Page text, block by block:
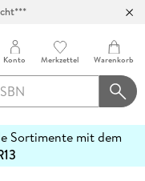
Konto Merkzettel Warenkorb
Sortimente mit dem